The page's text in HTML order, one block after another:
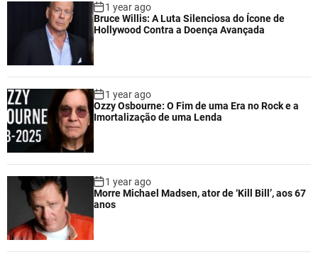
1 year ago
Bruce Willis: A Luta Silenciosa do Ícone de
Hollywood Contra a Doença Avançada
1 year ago
Ozzy Osbourne: O Fim de uma Era no Rock e a
Imortalização de uma Lenda
1 year ago
Morre Michael Madsen, ator de ‘Kill Bill’, aos 67
anos